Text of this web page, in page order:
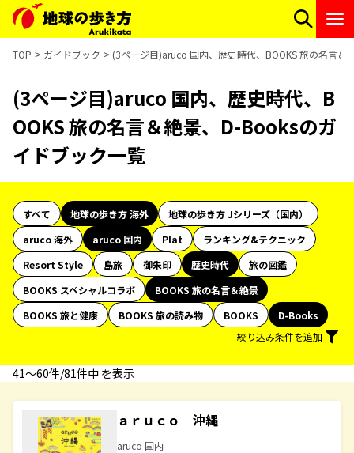
TOP ガイドブック (3ページ目)aruco 国内、歴史時代、BOOKS 旅の名言＆
(3ページ目)aruco 国内、歴史時代、B
OOKS 旅の名言＆絶景、D-Booksのガ
イドブック一覧
すべて 地球の歩き方 海外
地球の歩き方 Jシリーズ（国内）
aruco 海外
aruco 国内 Plat
ランキング&テクニック
Resort Style
島旅 御朱印 歴史時代
旅の図鑑
BOOKS スペシャルコラボ
BOOKS 旅の名言＆絶景
BOOKS 旅と健康
BOOKS 旅の読み物 BOOKS
D-Books
絞り込み条件を追加
41〜60件/81件中 を表示
ａｒｕｃｏ 沖縄
aruco 国内